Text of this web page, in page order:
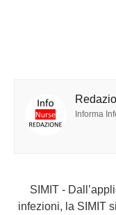
Informa
SIMIT -
infezioni, la SIMIT